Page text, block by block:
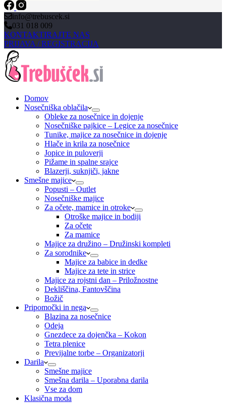
info@trebuscek.si
031 018 009
KONTAKTIRAJTE NAS
PRIJAVA / REGISTRACIJA
Domov
Nosečniška oblačila
Obleke za nosečnice in dojenje
Nosečniške pajkice – Legice za nosečnice
Tunike, majice za nosečnice in dojenje
Hlače in krila za nosečnice
Jopice in puloverji
Pižame in spalne srajce
Blazerji, suknjiči, jakne
Smešne majice
Popusti – Outlet
Nosečniške majice
Za očete, mamice in otroke
Otroške majice in bodiji
Za očete
Za mamice
Majice za družino – Družinski kompleti
Za sorodnike
Majice za babice in dedke
Majice za tete in strice
Majice za rojstni dan – Priložnostne
Dekliščina, Fantovščina
Božič
Pripomočki in nega
Blazina za nosečnice
Odeja
Gnezdece za dojenčka – Kokon
Tetra plenice
Previjalne torbe – Organizatorji
Darila
Smešne majice
Smešna darila – Uporabna darila
Vse za dom
Klasična moda